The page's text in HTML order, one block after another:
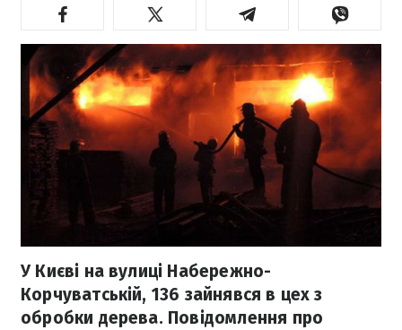
У Києві на вулиці Набережно-
Корчуватській, 136 зайнявся в цех з
обробки дерева. Повідомлення про